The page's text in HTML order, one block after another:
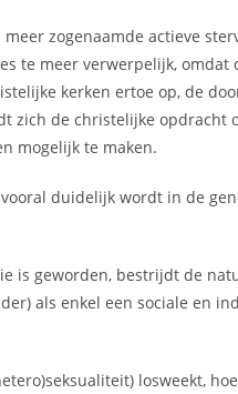
zogenaamde actieve
te meer verwerpelijk,
kerken ertoe op, de
zich de christelijke opdracht
mogelijk te maken.
duidelijk wordt in de
is geworden, bestrijdt de
als enkel een sociale en
losweekt,